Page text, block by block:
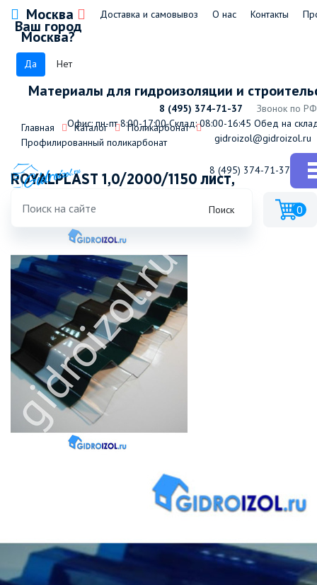
Москва
Ваш город
Москва?
Да Нет
Доставка и самовывоз О нас Контакты
Материалы для гидроизоляции и
8 (495) 374-71-37
Звонок по
Офис: пн-пт 8:00-17:00Склад: 08:00-16:45 Обед на
gidroizol@gidroizol.ru
8 (495) 374-71-37
Поиск 0
Главная Каталог
Поликарбонат
Профилированный поликарбонат
ROYALPLAST 1,0/2000/1150 лист,